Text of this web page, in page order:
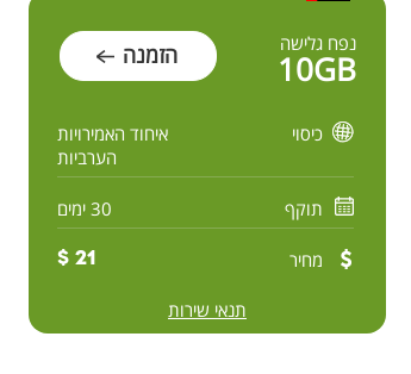
נפח גלישה
10GB הזמנה
כיסוי
איחוד האמירויות
הערביות
תוקף 30 ימים
מחיר 21 $
תנאי שירות